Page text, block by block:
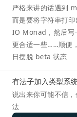
严格来讲的话遇到
而是要将字符串打
IO Monad，然后
更合适一些……顺便
日摆脱 beta 状态
有法子加入类型系
说出来你可能不信
法